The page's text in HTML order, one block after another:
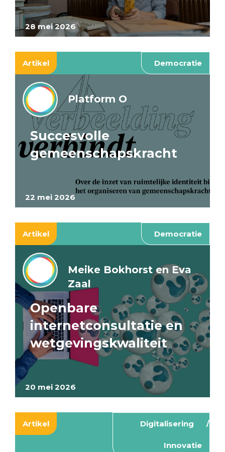
28 mei 2026
Artikel Democratie
22 mei 2026
Platform O
Succesvolle
gemeenschapskracht
Artikel Democratie
20 mei 2026
Meike Bokhorst en Eva
Zaal
Openbare
internetconsultatie en
wetgevingskwaliteit
Artikel Digitalisering
Innovatie